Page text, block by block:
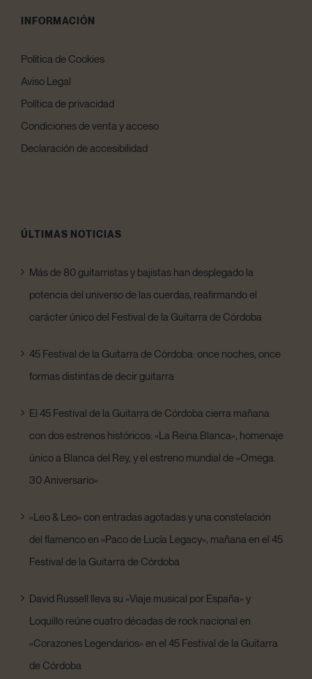
INFORMACIÓN
Política de Cookies
Aviso Legal
Política de privacidad
Condiciones de venta y acceso
Declaración de accesibilidad
ÚLTIMAS NOTICIAS
Más de 80 guitarristas y bajistas han desplegado la
potencia del universo de las cuerdas, reafirmando el
carácter único del Festival de la Guitarra de Córdoba
45 Festival de la Guitarra de Córdoba: once noches, once
formas distintas de decir guitarra
El 45 Festival de la Guitarra de Córdoba cierra mañana
con dos estrenos históricos: «La Reina Blanca», homenaje
único a Blanca del Rey, y el estreno mundial de «Omega.
30 Aniversario»
«Leo & Leo» con entradas agotadas y una constelación
del flamenco en «Paco de Lucía Legacy», mañana en el 45
Festival de la Guitarra de Córdoba
David Russell lleva su «Viaje musical por España» y
Loquillo reúne cuatro décadas de rock nacional en
«Corazones Legendarios» en el 45 Festival de la Guitarra
de Córdoba